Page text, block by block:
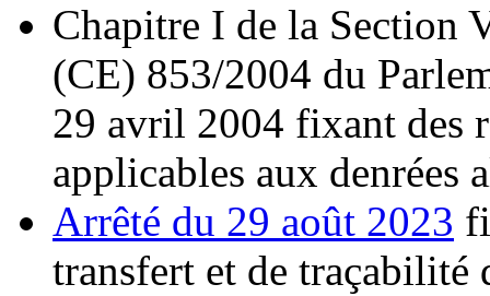
Chapitre I de la Section
(CE) 853/2004 du
29 avril 2004 fixant des
applicables aux denrées
Arrêté du 29 août 2023
transfert et de traçabilité